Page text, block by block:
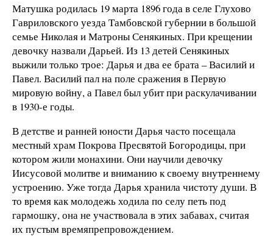
Матушка родилась 19 марта 1896 года в селе Глухово
Гавриловского уезда Тамбовской губернии в большой
семье Николая и Матроны Сенякиных. При крещении
девочку назвали Дарьей. Из 13 детей Сенякиных
выжили только трое: Дарья и два ее брата – Василий и
Павел. Василий пал на поле сражения в Первую
мировую войну, а Павел был убит при раскулачивании
в 1930-е годы.
В детстве и ранней юности Дарья часто посещала
местный храм Покрова Пресвятой Богородицы, при
котором жили монахини. Они научили девочку
Иисусовой молитве и вниманию к своему внутреннему
устроению. Уже тогда Дарья хранила чистоту души. В
то время как молодежь ходила по селу петь под
гармошку, она не участвовала в этих забавах, считая
их пустым времяпрепровождением.